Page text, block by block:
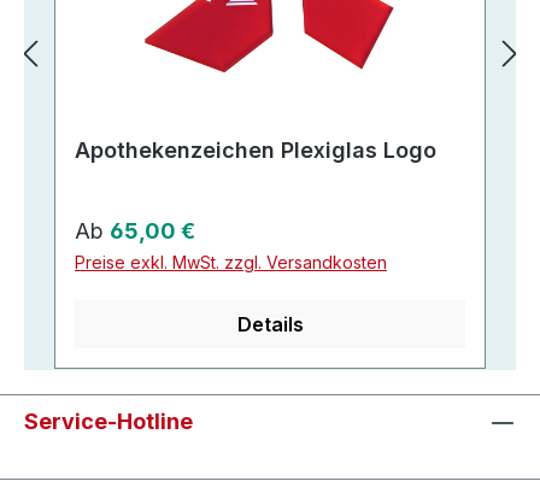
Apothekenzeichen Plexiglas Logo
Regulärer Preis:
Ab 65,00 €
Preise exkl. MwSt. zzgl. Versandkosten
Details
Service-Hotline